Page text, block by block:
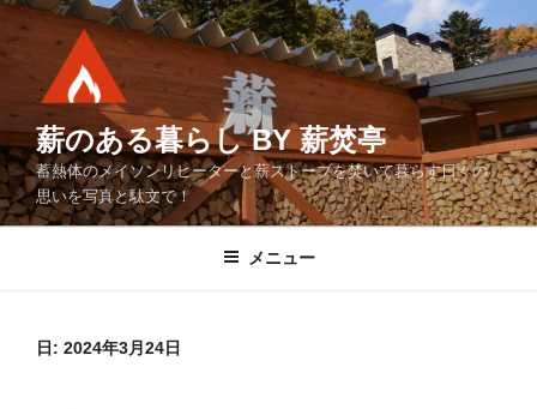
コ
ン
ツ
へ
ス
キ
薪のある暮らし BY 薪焚亭
蓄熱体のメイソンリヒーターと薪ストーブを焚いて暮らす日々の
思いを写真と駄文で！
メニュー
日: 2024年3月24日